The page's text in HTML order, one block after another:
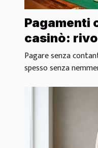
Pagamenti
casinò:
semplice
Pagare senza
spesso senza